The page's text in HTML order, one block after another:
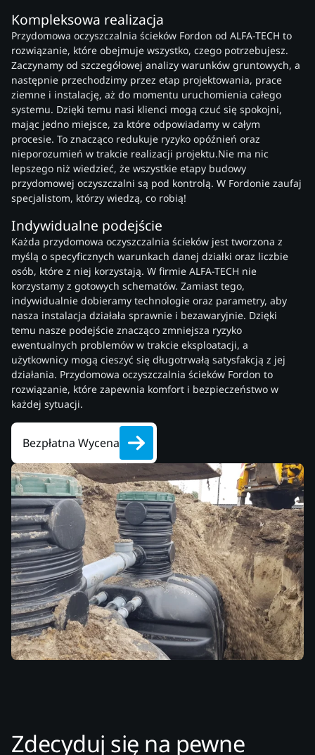
Kompleksowa realizacja
Przydomowa oczyszczalnia ścieków Fordon od ALFA-TECH to
rozwiązanie, które obejmuje wszystko, czego potrzebujesz.
Zaczynamy od szczegółowej analizy warunków gruntowych, a
następnie przechodzimy przez etap projektowania, prace
ziemne i instalację, aż do momentu uruchomienia całego
systemu. Dzięki temu nasi klienci mogą czuć się spokojni,
mając jedno miejsce, za które odpowiadamy w całym
procesie. To znacząco redukuje ryzyko opóźnień oraz
nieporozumień w trakcie realizacji projektu.Nie ma nic
lepszego niż wiedzieć, że wszystkie etapy budowy
przydomowej oczyszczalni są pod kontrolą. W Fordonie zaufaj
specjalistom, którzy wiedzą, co robią!
Indywidualne podejście
Każda przydomowa oczyszczalnia ścieków jest tworzona z
myślą o specyficznych warunkach danej działki oraz liczbie
osób, które z niej korzystają. W firmie ALFA-TECH nie
korzystamy z gotowych schematów. Zamiast tego,
indywidualnie dobieramy technologie oraz parametry, aby
nasza instalacja działała sprawnie i bezawaryjnie. Dzięki
temu nasze podejście znacząco zmniejsza ryzyko
ewentualnych problemów w trakcie eksploatacji, a
użytkownicy mogą cieszyć się długotrwałą satysfakcją z jej
działania. Przydomowa oczyszczalnia ścieków Fordon to
rozwiązanie, które zapewnia komfort i bezpieczeństwo w
każdej sytuacji.
Bezpłatna Wycena
Zdecyduj się na pewne